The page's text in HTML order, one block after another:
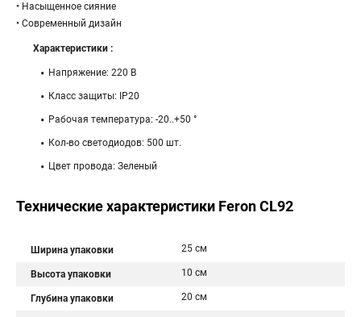
• Насыщенное сияние
• Современный дизайн
Характеристики :
Напряжение: 220 В
Класс защиты: IP20
Рабочая температура: -20..+50 °
Кол-во светодиодов: 500 шт.
Цвет провода: Зеленый
Технические характеристики Feron CL92
Ширина упаковки 25 см
Высота упаковки 10 см
Глубина упаковки 20 см